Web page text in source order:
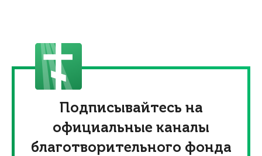
Подписывайтесь на
официальные каналы
благотворительного фонда